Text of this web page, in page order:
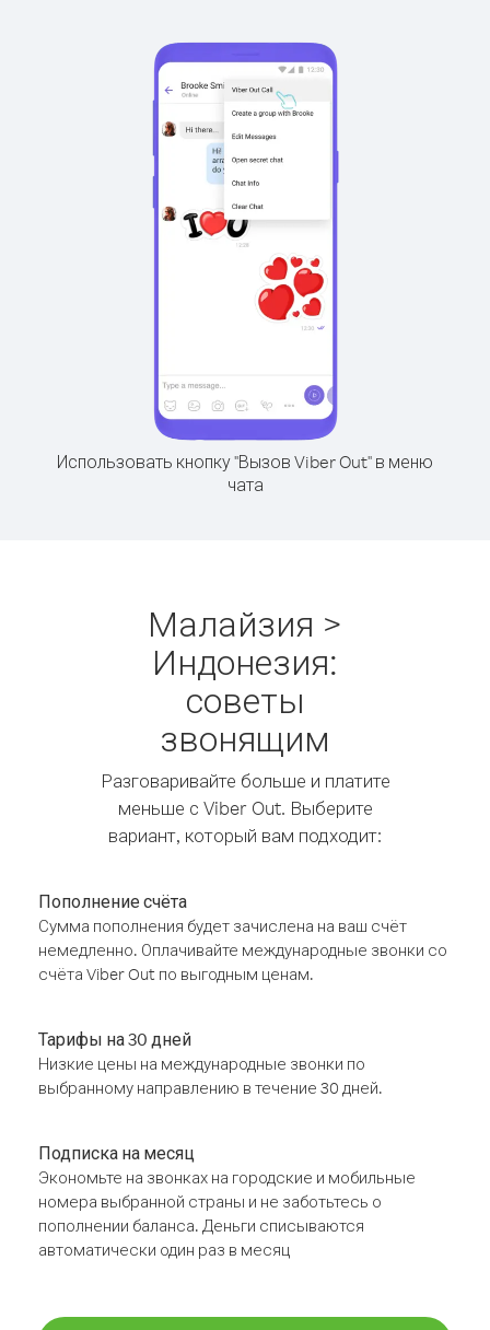
Использовать кнопку "Вызов Viber Out" в меню
чата
Малайзия >
Индонезия:
советы
звонящим
Разговаривайте больше и платите
меньше с Viber Out. Выберите
вариант, который вам подходит:
Пополнение счёта
Сумма пополнения будет зачислена на ваш счёт
немедленно. Оплачивайте международные звонки со
счёта Viber Out по выгодным ценам.
Тарифы на 30 дней
Низкие цены на международные звонки по
выбранному направлению в течение 30 дней.
Подписка на месяц
Экономьте на звонках на городские и мобильные
номера выбранной страны и не заботьтесь о
пополнении баланса. Деньги списываются
автоматически один раз в месяц